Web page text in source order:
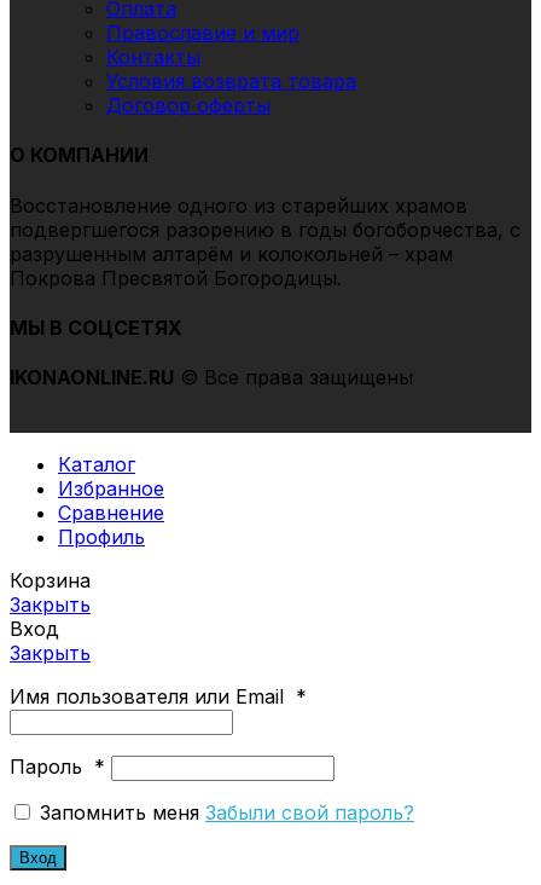
Оплата
Православие и мир
Контакты
Условия возврата товара
Договор оферты
О КОМПАНИИ
Восстановление одного из старейших храмов
подвергшегоcя разорению в годы богоборчества, с
разрушенным алтарём и колокольней – храм
Покрова Пресвятой Богородицы.
МЫ В СОЦСЕТЯХ
IKONAONLINE.RU © Все права защищены
Каталог
Избранное
Сравнение
Профиль
Корзина
Закрыть
Вход
Закрыть
Имя пользователя или Email *
Пароль *
Запомнить меня Забыли свой пароль?
Вход